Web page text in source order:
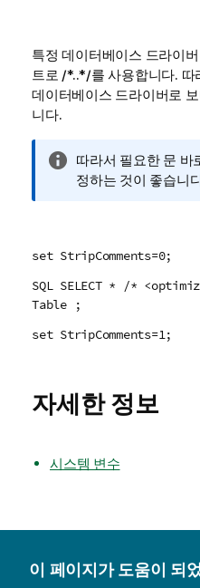
특정 데이터베이스 드라이
트로 /*..*/를 사용합니다.
데이터베이스 드라이버로
니다.
정
보
따라서 필요한 문 바
정하는 것이 좋습니
set StripComments=0;
SQL SELECT * /*
Table ;
set StripComments=1;
자세한 정보
시스템 변수
이 페이지가 도움이 되